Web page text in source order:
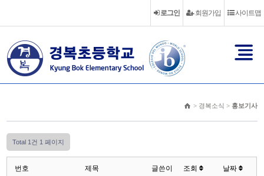
사이트맵
회원가입
로그인
> 경복소식 > 홍보기사
Total 1건 1 페이지
번호 제목 글쓴이 조회 날짜